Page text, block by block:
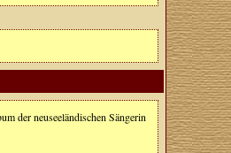
der neuseeländischen Sängerin